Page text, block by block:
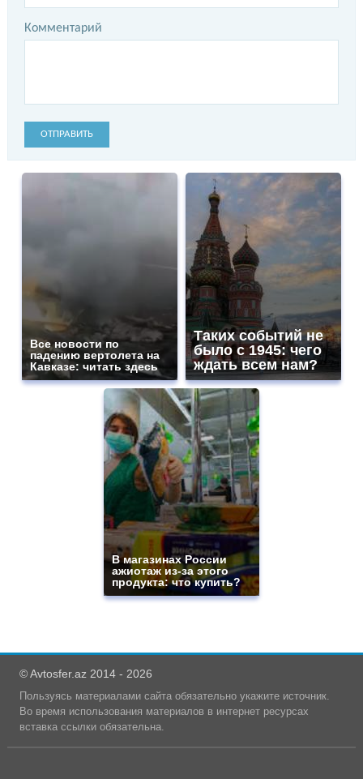
Комментарий
ОТПРАВИТЬ
Все новости по
падению вертолета на
Кавказе: читать здесь
Таких событий не
было с 1945: чего
ждать всем нам?
В магазинах России
ажиотаж из-за этого
продукта: что купить?
© Avtosfer.az 2014 - 2026
Пользуясь материалами сайта обязательно укажите источник.
Во время использования материалов в интернет ресурсах
вставка ссылки обязательна.